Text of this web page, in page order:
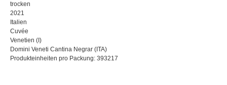
trocken
2021
Italien
Cuvée
Venetien (I)
Domini Veneti Cantina Negrar (ITA)
Produkteinheiten pro Packung: 393217